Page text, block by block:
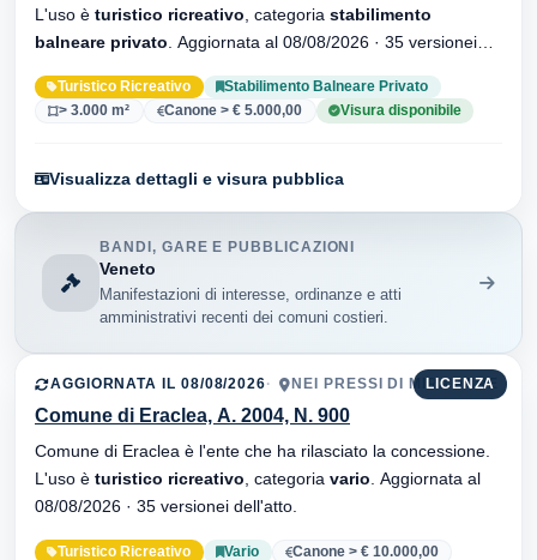
L'uso è turistico ricreativo , categoria stabilimento
balneare privato
Turistico Ricreativo
Stabilimento Balneare Privato
> 3.000 m²
Canone > € 5.000,00 Visura disponibile
Visualizza dettagli e visura pubblica
BANDI, GARE E PUBBLICAZIONI
Veneto
Manifestazioni di interesse, ordinanze e atti
amministrativi recenti dei comuni costieri.
LICENZA
AGGIORNATA IL 08/08/2026 NEI PRESSI DI MIRAMARE
Comune di Eraclea, A. 2004, N. 900
Comune di Eraclea è l'ente che ha rilasciato la concessione.
L'uso è turistico ricreativo , categoria vario
08/08/2026 · 35 versionei dell'atto.
Turistico Ricreativo Vario
Canone > € 10.000,00